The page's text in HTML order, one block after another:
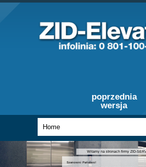
poprzednia
wersja
Witamy na stronach firmy ZID-
Szanowni Państwo!